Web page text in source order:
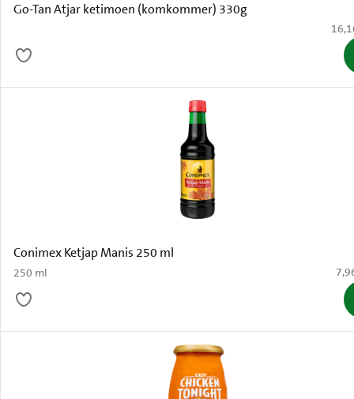
Go-Tan Atjar ketimoen (komkommer) 330g
€
Conimex Ketjap Manis 250 ml
250 ml €